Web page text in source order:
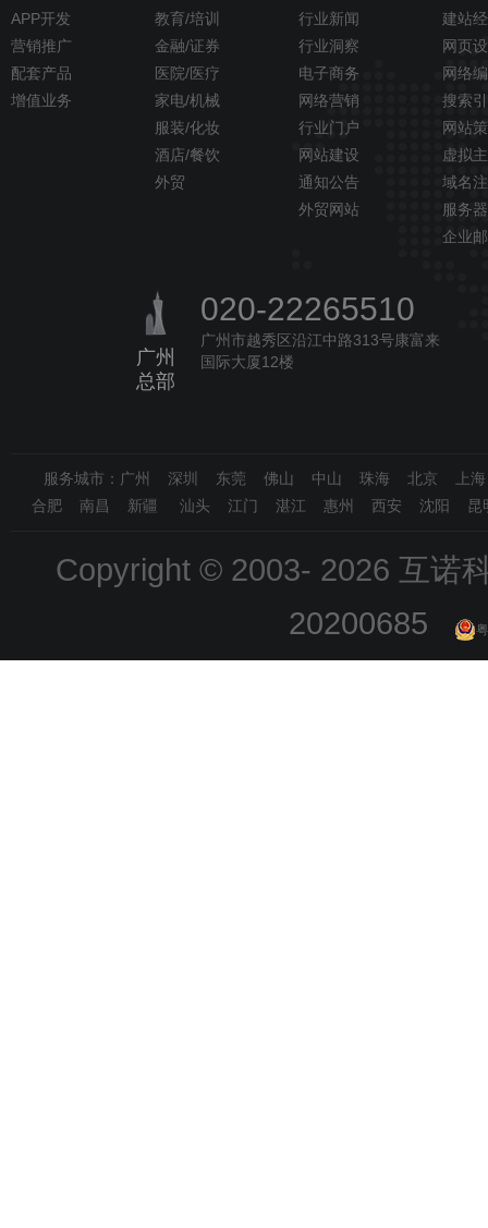
APP开发
营销推广
配套产品
增值业务
教育/培训
金融/证券
医院/医疗
家电/机械
服装/化妆
酒店/餐饮
外贸
行业新闻
行业洞察
电子商务
网络营销
行业门户
网站建设
通知公告
外贸网站
建站
网页
网络
搜索
网站
虚拟
域名
服务器
企业
广州
总部
020-22265510
广州市越秀区沿江中路313号康富来
国际大厦12楼
服务城市：广州 深圳 东莞 佛山 中山 珠海 北京
合肥 南昌 新疆 汕头 江门 湛江 惠州 西安 沈阳
Copyright © 2003- 2026 互诺
20200685